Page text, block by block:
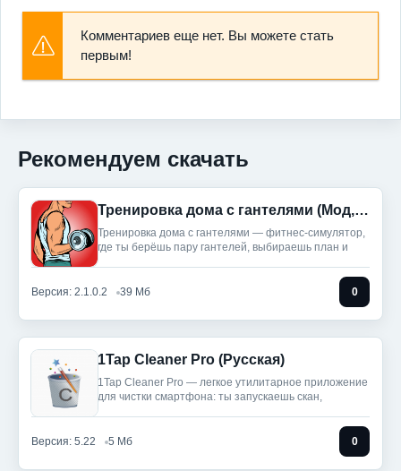
Комментариев еще нет. Вы можете стать
первым!
Рекомендуем скачать
Тренировка дома с гантелями (Мод, Unlocked)
Тренировка дома с гантелями — фитнес‑симулятор,
где ты берёшь пару гантелей, выбираешь план и
Версия: 2.1.0.2 39 Мб 0
1Tap Cleaner Pro (Русская)
1Tap Cleaner Pro — легкое утилитарное приложение
для чистки смартфона: ты запускаешь скан,
Версия: 5.22 5 Мб 0